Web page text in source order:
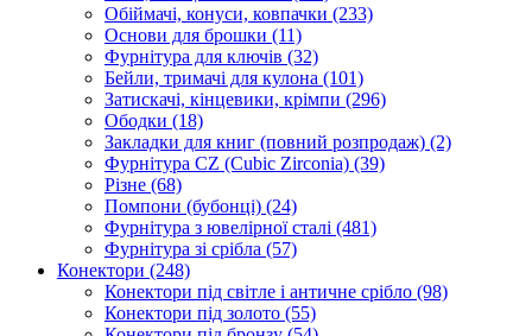
Обіймачі, конуси, ковпачки (233)
Основи для брошки (11)
Фурнітура для ключів (32)
Бейли, тримачі для кулона (101)
Затискачі, кінцевики, крімпи (296)
Ободки (18)
Закладки для книг (повний розпродаж) (2)
Фурнітура CZ (Cubic Zirconia) (39)
Різне (68)
Помпони (бубонці) (24)
Фурнітура з ювелірної сталі (481)
Фурнітура зі срібла (57)
Конектори (248)
Конектори під світле і античне срібло (98)
Конектори під золото (55)